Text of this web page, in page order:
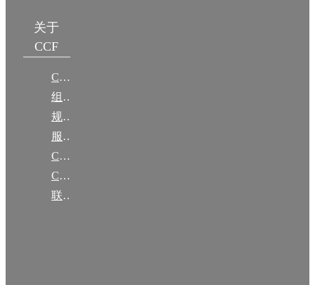
关于
CCF
CCF简介
组织机构
规章
服务项目
CCF大事记
CCF创建60周年
联系我们